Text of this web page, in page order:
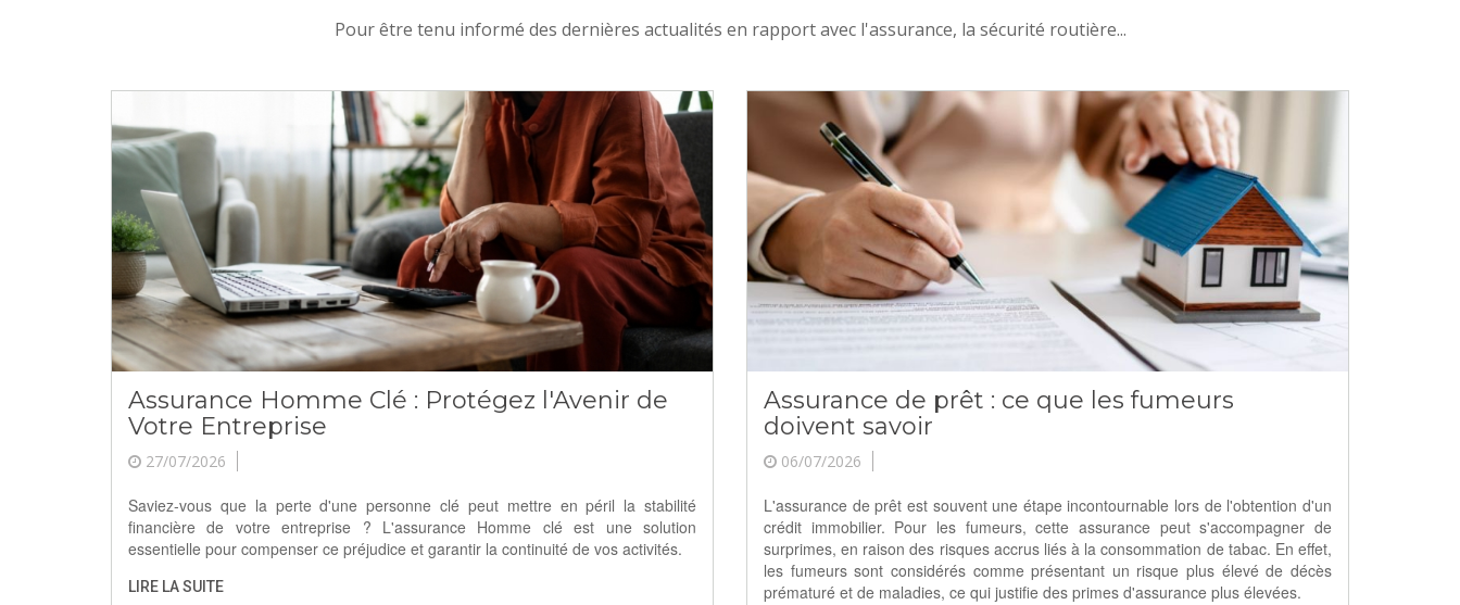
Pour être tenu informé des dernières actualités en rapport avec l'assurance, la sécurité routière...
Assurance Homme Clé : Protégez l'Avenir de
Votre Entreprise
27/07/2026
Saviez-vous que la perte d'une personne clé peut mettre en péril la stabilité
financière de votre entreprise ? L'assurance Homme clé est une solution
essentielle pour compenser ce préjudice et garantir la continuité de vos activités.
LIRE LA SUITE
Assurance de prêt : ce que les fumeurs
doivent savoir
06/07/2026
L'assurance de prêt est souvent une étape incontournable lors de l'obtention d'un
crédit immobilier. Pour les fumeurs, cette assurance peut s'accompagner de
surprimes, en raison des risques accrus liés à la consommation de tabac. En effet,
les fumeurs sont considérés comme présentant un risque plus élevé de décès
prématuré et de maladies, ce qui justifie des primes d'assurance plus élevées.